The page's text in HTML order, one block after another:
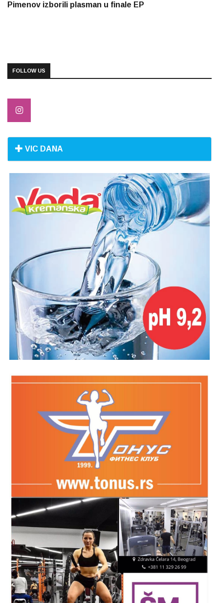
Pimenov izborili plasman u finale EP
FOLLOW US
VIC DANA